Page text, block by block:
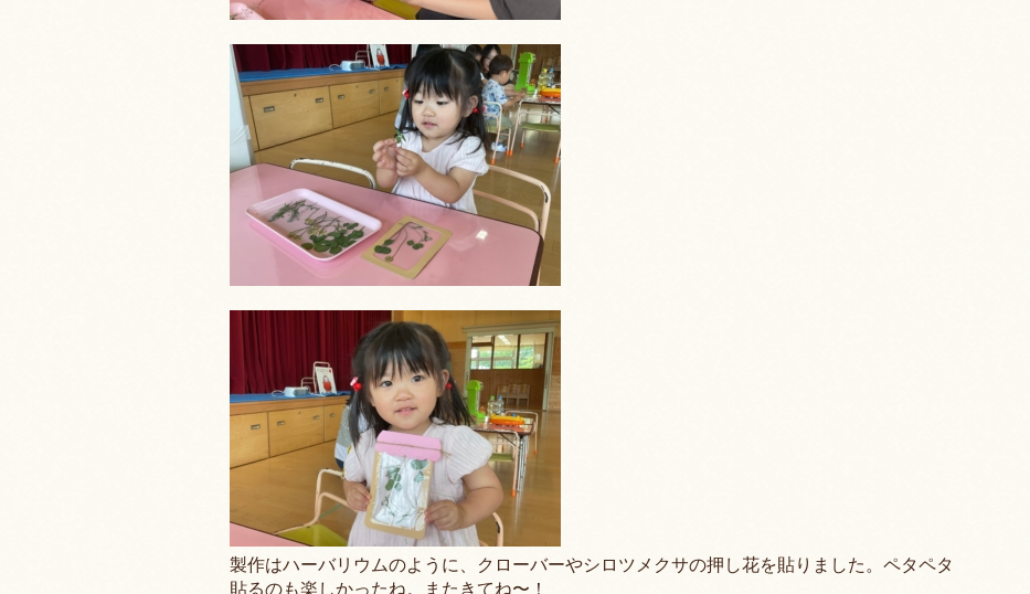
製作はハーバリウムのように、クローバーやシロツメクサの押し花を貼りました。ペタペタ
貼るのも楽しかったね。またきてね〜！